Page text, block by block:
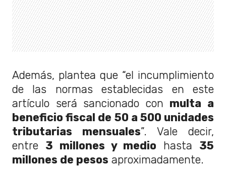
Además, plantea que “el incumplimiento
de las normas establecidas en este
artículo será sancionado con multa a
beneficio fiscal de 50 a 500 unidades
tributarias mensuales”. Vale decir,
entre 3 millones y medio hasta 35
millones de pesos aproximadamente.